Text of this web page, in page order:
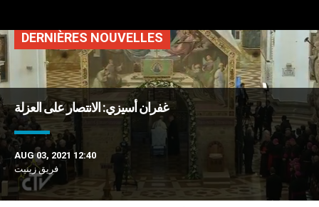
DERNIÈRES NOUVELLES
غفران أسيزي: الانتصار على العزلة
AUG 03, 2021 12:40
فريق زينيت